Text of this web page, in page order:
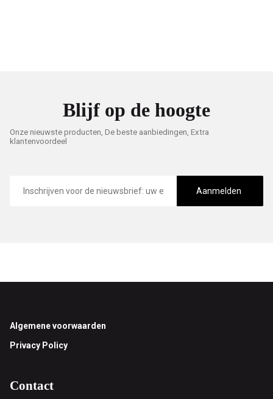
Blijf op de hoogte
Onze nieuwste producten, De beste aanbiedingen, Extra
klantenvoordeel
mailadres
Aanmelden
Footer
Algemene voorwaarden
Privacy Policy
Contact